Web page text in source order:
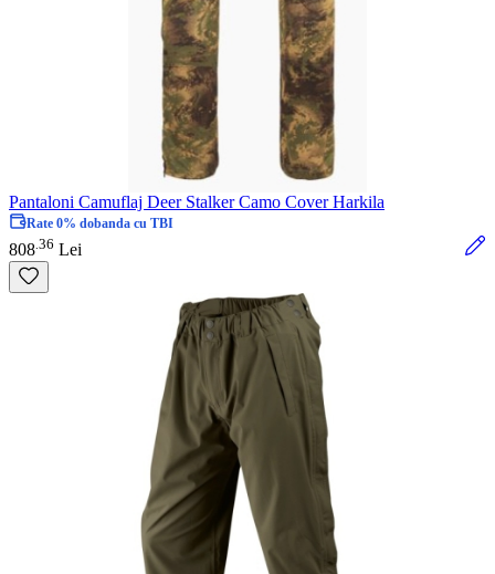
Pantaloni Camuflaj Deer Stalker Camo Cover Harkila
Rate 0% dobanda cu TBI
808 36 Lei